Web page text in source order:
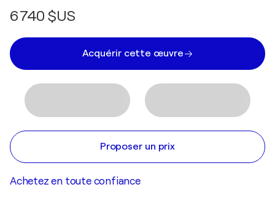
6 740 $US
Acquérir cette œuvre
Proposer un prix
Achetez en toute confiance